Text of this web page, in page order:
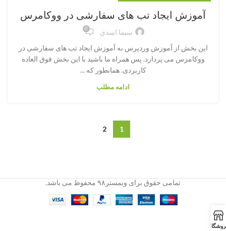
آموزش ایجاد تب های سفارشی در ووکامرس
سیما اسدی 0
این بخش از آموزش وردپرس به آموزش ایجاد تب های سفارشی در
ووکامرس می پردازد. پس همراه ما باشید با این بخش فوق العاده
کاربردی. همانطور که ...
ادامه مطلب
1
2
تمامی حقوق برای وبمستر۹۸ محفوظ می باشد.